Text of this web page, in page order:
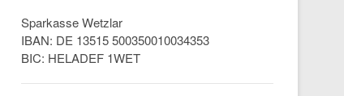
Sparkasse Wetzlar
IBAN: DE 13515 500350010034353
BIC: HELADEF 1WET